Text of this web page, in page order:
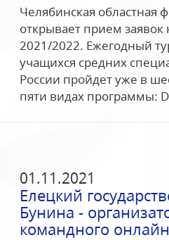
Челябинская областная
открывает прием заявок
2021/2022. Ежегодный
учащихся средних
России пройдет уже в
пяти видах программы:
01.11.2021
Елецкий
Бунина -
командного